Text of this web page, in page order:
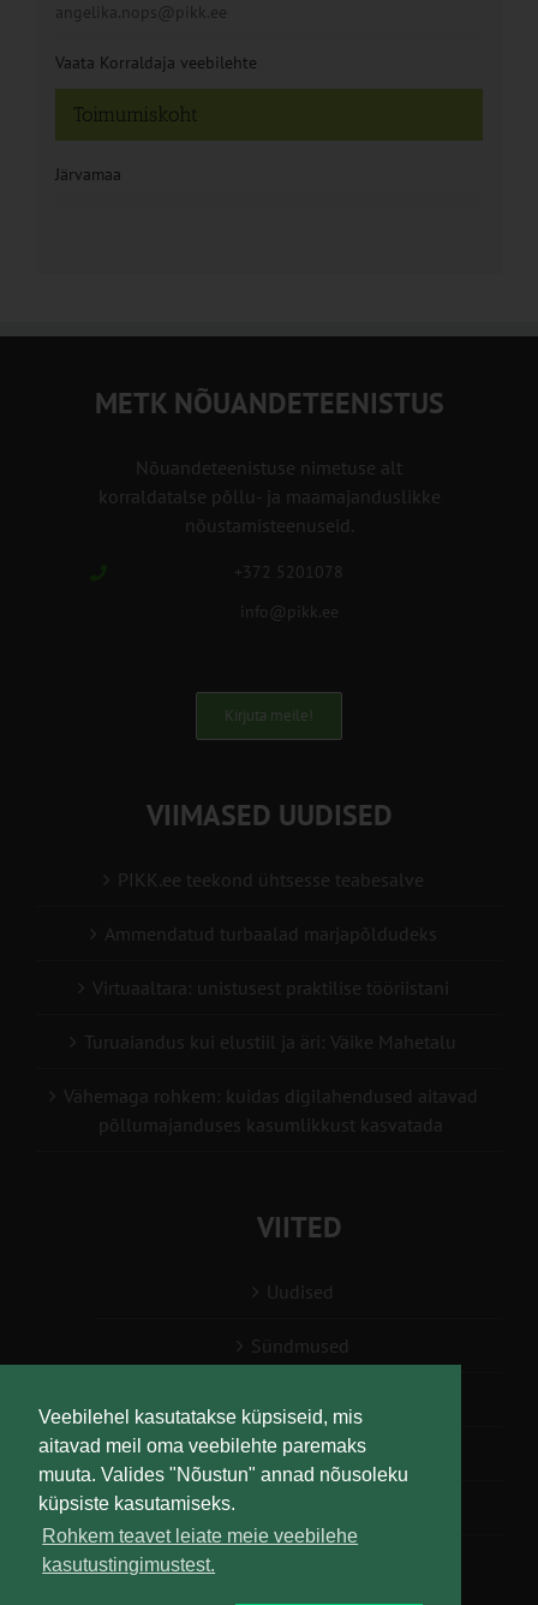
Veebilehel kasutatakse küpsiseid, mis
aitavad meil oma veebilehte paremaks
muuta. Valides "Nõustun" annad nõusoleku
küpsiste kasutamiseks.
Rohkem teavet leiate meie veebilehe
kasutustingimustest.
Toimumiskoht
Järvamaa
angelika.nops@pikk.ee
Vaata Korraldaja veebilehte
METK NÕUANDETEENISTUS
Nõuandeteenistuse nimetuse alt
korraldatalse põllu- ja maamajanduslikke
nõustamisteenuseid.
+372 5201078
info@pikk.ee
Kirjuta meile!
VIIMASED UUDISED
PIKK.ee teekond ühtsesse teabesalve
Ammendatud turbaalad marjapõldudeks
Virtuaaltara: unistusest praktilise tööriistani
Turuaiandus kui elustiil ja äri: Väike Mahetalu
Vähemaga rohkem: kuidas digilahendused aitavad
põllumajanduses kasumlikkust kasvatada
VIITED
Uudised
Sündmused
Teabesalv
Liitu uudiskirjaga